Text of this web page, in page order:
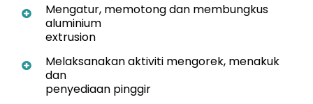
Mengatur, memotong dan membungkus
aluminium
extrusion
Melaksanakan aktiviti mengorek, menakuk
dan
penyediaan pinggir